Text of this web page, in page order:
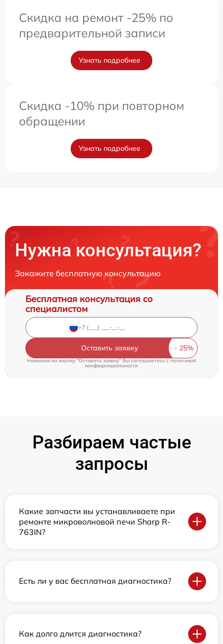
Скидка на ремонт -25% по
предварительной записи
Узнать подробнее
Скидка -10% при повторном
обращении
Узнать подробнее
Нужна консультация?
Закажите бесплатную консультацию
Бесплатная консультация со
специалистом
Оставить заявку
Нажимая на кнопку "Оставить заявку" Вы соглашаетесь cполитикой
конфиденциальности
Разбираем частые
запросы
Какие запчасти вы устанавливаете при
ремонте микроволновой печи Sharp R-
763IN?
Есть ли у вас бесплатная диагностика?
Как долго длится диагностика?